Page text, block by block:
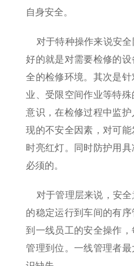
自身安全。
对于特种操作来说安全
好的就是对需要检修的
全的检修环境。其次是
业、受限空间作业等特
意识，在检修过程中监
现的不安全因素，对可
时亮红灯。同时防护用
必须的。
对于管理层来说，安全
的稳定运行到车间的有
到一线员工的安全操作
管理到位。一线管理者